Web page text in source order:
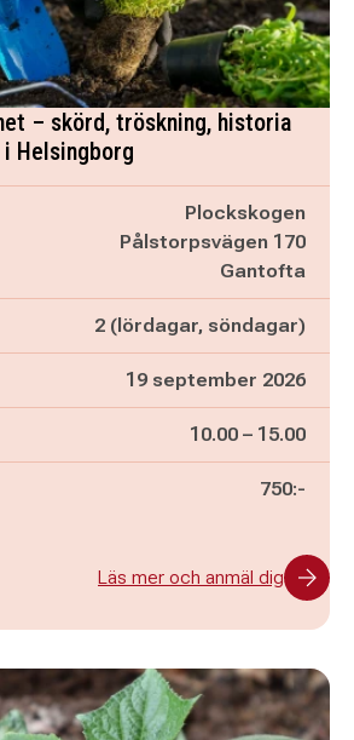
– skörd, tröskning, historia
Helsingborg
Plockskogen
Pålstorpsvägen 170
Gantofta
2 (lördagar, söndagar)
19 september 2026
Pågår mellan
10.00 – och
15.00
750:-
Läs mer och anmäl dig